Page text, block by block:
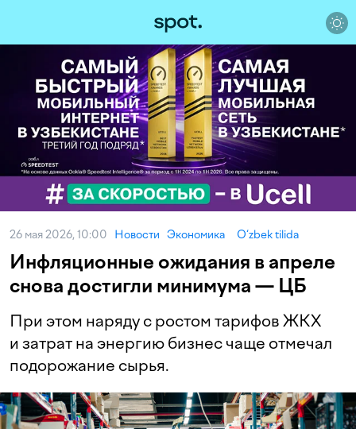
26 мая 2026, 10:00 Новости Экономика O‘zbek tilida
Инфляционные ожидания в апреле
снова достигли минимума — ЦБ
При этом наряду с ростом тарифов ЖКХ
и затрат на энергию бизнес чаще отмечал
подорожание сырья.